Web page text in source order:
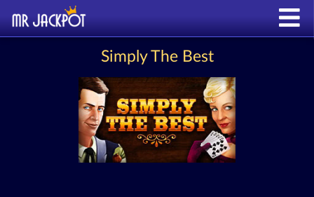
Simply The Best